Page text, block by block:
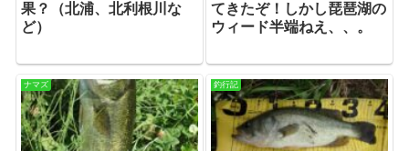
果？（北浦、北利根川な
ど）
てきたぞ！しかし琵琶湖の
ウィード半端ねえ、、。
ナマズ 釣行記